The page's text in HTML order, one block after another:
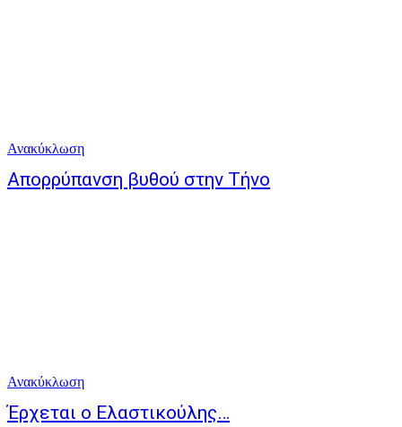
Ανακύκλωση
Απορρύπανση βυθού στην Τήνο
Ανακύκλωση
Έρχεται ο Ελαστικούλης…